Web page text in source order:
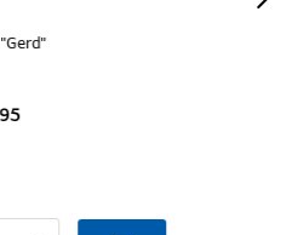
Rothosen Poloshirt "Heck"